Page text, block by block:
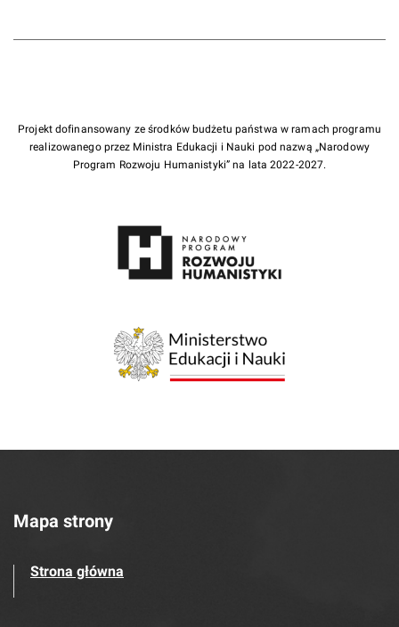
Projekt dofinansowany ze środków budżetu państwa w ramach programu
realizowanego przez Ministra Edukacji i Nauki pod nazwą „Narodowy
Program Rozwoju Humanistyki” na lata 2022-2027.
Mapa strony
Strona główna